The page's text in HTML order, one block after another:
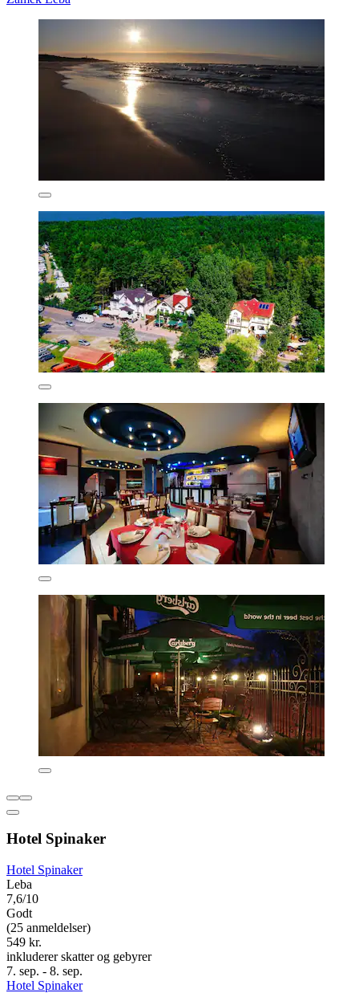
Hotel Spinaker
Hotel Spinaker
Leba
7,6/10
Godt
(25 anmeldelser)
549 kr.
inkluderer skatter og gebyrer
7. sep. - 8. sep.
Hotel Spinaker